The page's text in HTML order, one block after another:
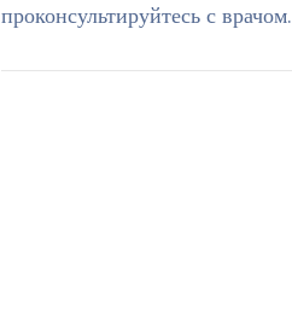
проконсультируйтесь с врачом.